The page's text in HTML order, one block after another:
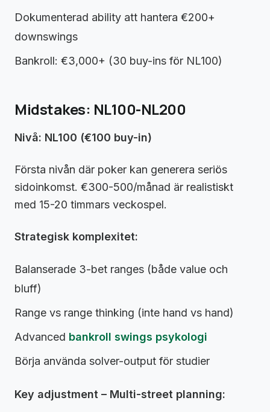
Dokumenterad ability att hantera €200+
downswings
Bankroll: €3,000+ (30 buy-ins för NL100)
Midstakes: NL100-NL200
Nivå: NL100 (€100 buy-in)
Första nivån där poker kan generera seriös
sidoinkomst. €300-500/månad är realistiskt
med 15-20 timmars veckospel.
Strategisk komplexitet:
Balanserade 3-bet ranges (både value och
bluff)
Range vs range thinking (inte hand vs hand)
Advanced bankroll swings psykologi
Börja använda solver-output för studier
Key adjustment – Multi-street planning: